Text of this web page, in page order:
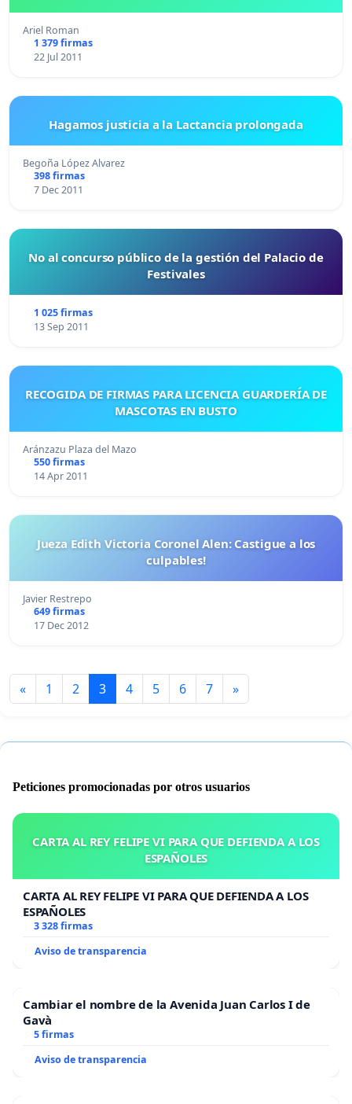
Ariel Roman
1 379 firmas
22 Jul 2011
Hagamos justicia a la Lactancia prolongada
Begoña López Alvarez
398 firmas
7 Dec 2011
No al concurso público de la gestión del Palacio de
Festivales
1 025 firmas
13 Sep 2011
RECOGIDA DE FIRMAS PARA LICENCIA GUARDERÍA DE
MASCOTAS EN BUSTO
Aránzazu Plaza del Mazo
550 firmas
14 Apr 2011
Jueza Edith Victoria Coronel Alen: Castigue a los
culpables!
Javier Restrepo
649 firmas
17 Dec 2012
« 1 2 3 4 5 6 7 »
Peticiones promocionadas por otros usuarios
CARTA AL REY FELIPE VI PARA QUE DEFIENDA A LOS
ESPAÑOLES
CARTA AL REY FELIPE VI PARA QUE DEFIENDA A LOS
ESPAÑOLES
3 328 firmas
Aviso de transparencia
Cambiar el nombre de la Avenida Juan Carlos I de
Gavà
5 firmas
Aviso de transparencia